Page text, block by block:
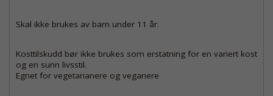
Skal ikke brukes av barn under 11 år.
Kosttilskudd bør ikke brukes som erstatning for en variert kost
og en sunn livsstil.
Egnet for vegetarianere og veganere